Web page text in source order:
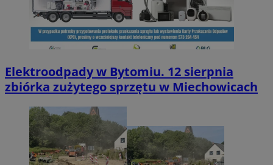
Elektroodpady w Bytomiu. 12 sierpnia
zbiórka zużytego sprzętu w Miechowicach